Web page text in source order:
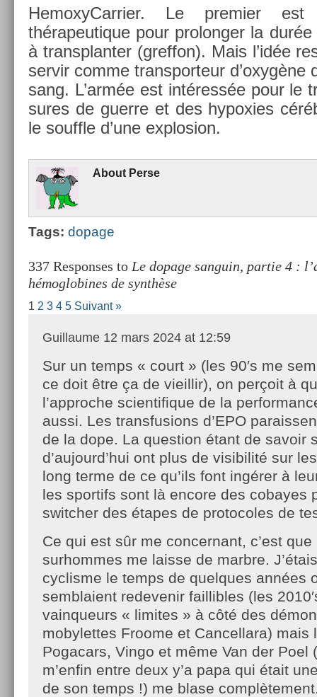
HemoxyCar­ri­er. Le pre­mi­er
thérapeutique pour pro­long­er la durée
à trans­plant­er (gref­fon). Mais l’idée
ser­vir comme trans­por­teur d’oxygène
sang. L’armée est intéressée pour le
sures de guer­re et des hy­pox­ies
le souffle d’une ex­plos­ion.
About Perse
Tags: dopage
337 Responses to Le dopage sanguin, partie 4 :
hémoglobines de synthèse
1 2 3 4 5 Suivant »
Guillaume 12 mars 2024 at 12:59
Sur un temps « court » (les 90′s me
ce doit être ça de vieillir), on perçoit à
l’approche scientifique de la
aussi. Les transfusions d’EPO
de la dope. La question étant de savoir
d’aujourd’hui ont plus de visibilité sur
long terme de ce qu’ils font ingérer à
les sportifs sont là encore des cobayes
switcher des étapes de protocoles de
Ce qui est sûr me concernant, c’est
surhommes me laisse de marbre.
cyclisme le temps de quelques années
semblaient redevenir faillibles (les
vainqueurs « limites » à côté des
mobylettes Froome et Cancellara) mais
Pogacars, Vingo et même Van der Poel
m’enfin entre deux y’a papa qui était
de son temps !) me blase